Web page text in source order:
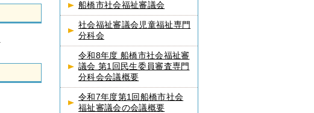
船橋市社会福祉審議会
社会福祉審議会児童福祉専門
分科会
令和8年度 船橋市社会福祉審
議会 第1回民生委員審査専門
分科会会議概要
令和7年度第1回船橋市社会
福祉審議会の会議概要